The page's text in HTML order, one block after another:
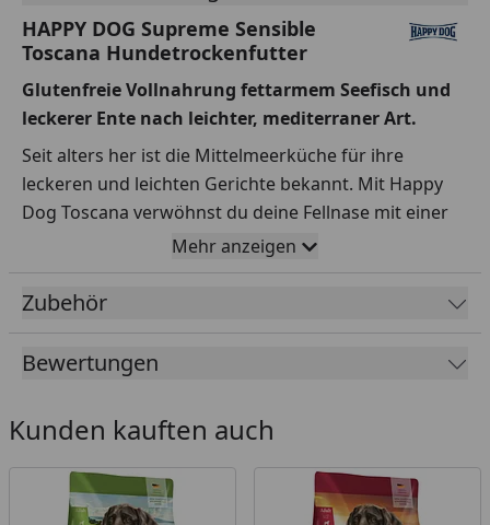
HAPPY DOG Supreme Sensible
Toscana Hundetrockenfutter
Glutenfreie Vollnahrung fettarmem Seefisch und
leckerer Ente nach leichter, mediterraner Art.
Seit alters her ist die Mittelmeerküche für ihre
leckeren und leichten Gerichte bekannt. Mit Happy
Dog Toscana verwöhnst du deine Fellnase mit einer
ausgewogenen Komposition aus feiner Ente,
fettarmem Seefisch und mediterranen Kräutern.
Veredelt wird die exklusive Rezeptur basierend auf
durch wertvolle Neuseeland-Muschel für die Gelenke.
Aufgrund dieser speziellen Komponenten und des
Toscana sehr gut geeignet für eine bewusste
Ernährung gerade auch von sensiblen Hunden mit
ihren speziellen Bedürfnissen.
Mehr anzeigen
Zubehör
Bewertungen
Kunden kauften auch